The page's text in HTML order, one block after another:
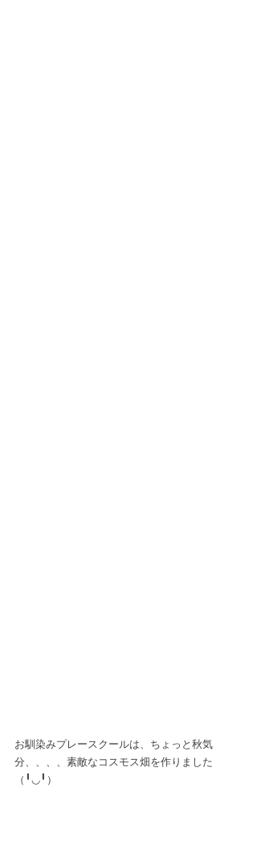
お馴染みプレースクールは、ちょっと秋気
分、、、、素敵なコスモス畑を作りました
（╹◡╹）